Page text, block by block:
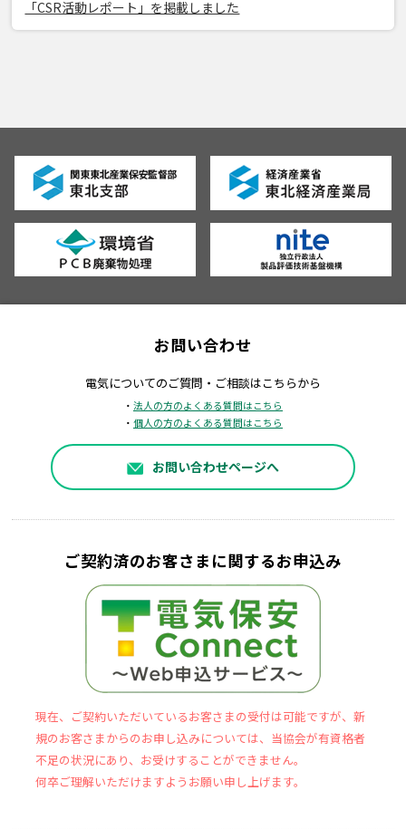
「CSR活動レポート」を掲載しました
お問い合わせ
電気についてのご質問・ご相談はこちらから
・ 法人の方のよくある質問はこちら
・ 個人の方のよくある質問はこちら
お問い合わせページへ
ご契約済のお客さまに関するお申込み
現在、ご契約いただいているお客さまの受付は可能ですが、新
規のお客さまからのお申し込みについては、当協会が有資格者
不足の状況にあり、お受けすることができません。
何卒ご理解いただけますようお願い申し上げます。